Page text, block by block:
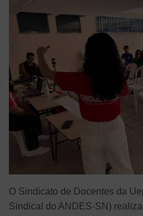
O Sindicato de Docentes da
Sindical do ANDES-SN)